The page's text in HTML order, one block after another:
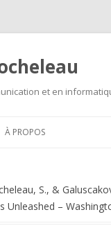
et en
À PROPOS
S., &
Unleashed –